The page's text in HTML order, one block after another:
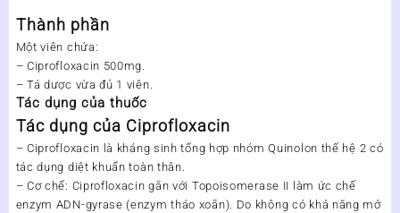
Thành phần
Một viên chứa:
– Ciprofloxacin 500mg.
– Tá dược vừa đủ 1 viên.
Tác dụng của thuốc
Tác dụng của Ciprofloxacin
– Ciprofloxacin là kháng sinh tổng hợp nhóm Quinolon thế hệ 2 có
tác dụng diệt khuẩn toàn thân.
– Cơ chế: Ciprofloxacin gắn với Topoisomerase II làm ức chế
enzym ADN-gyrase (enzym tháo xoắn). Do không có khả năng mở